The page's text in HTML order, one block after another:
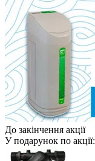
До закінчення акції
У подарунок по акції: